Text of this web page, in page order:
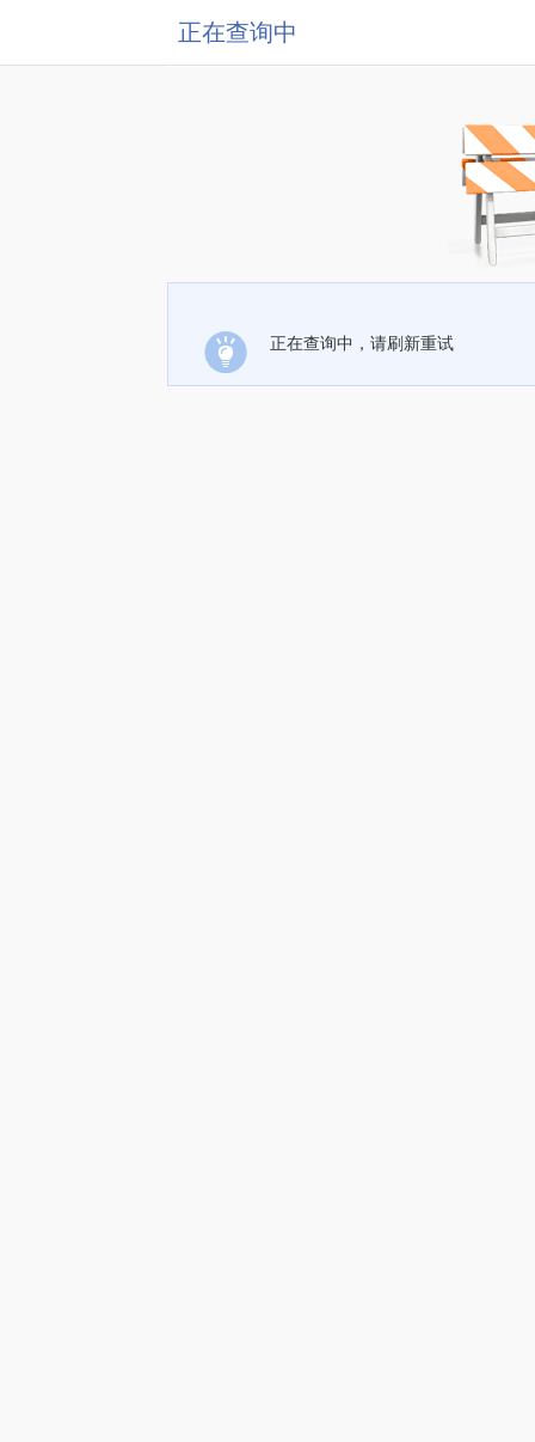
正在查询中
正在查询中，请刷新重试